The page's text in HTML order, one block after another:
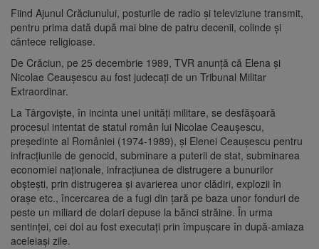
Fiind Ajunul Crăciunului, posturile de radio şi televiziune transmit,
pentru prima dată după mai bine de patru decenii, colinde şi
cântece religioase.
De Crăciun, pe 25 decembrie 1989, TVR anunţă că Elena şi
Nicolae Ceauşescu au fost judecaţi de un Tribunal Militar
Extraordinar.
La Târgovişte, în incinta unei unităţi militare, se desfăşoară
procesul intentat de statul român lui Nicolae Ceauşescu,
preşedinte al României (1974-1989), şi Elenei Ceauşescu pentru
infracţiunile de genocid, subminare a puterii de stat, subminarea
economiei naţionale, infracţiunea de distrugere a bunurilor
obşteşti, prin distrugerea şi avarierea unor clădiri, explozii în
oraşe etc., încercarea de a fugi din ţară pe baza unor fonduri de
peste un miliard de dolari depuse la bănci străine. În urma
sentinţei, cei doi au fost executaţi prin împuşcare în după-amiaza
aceleiaşi zile.